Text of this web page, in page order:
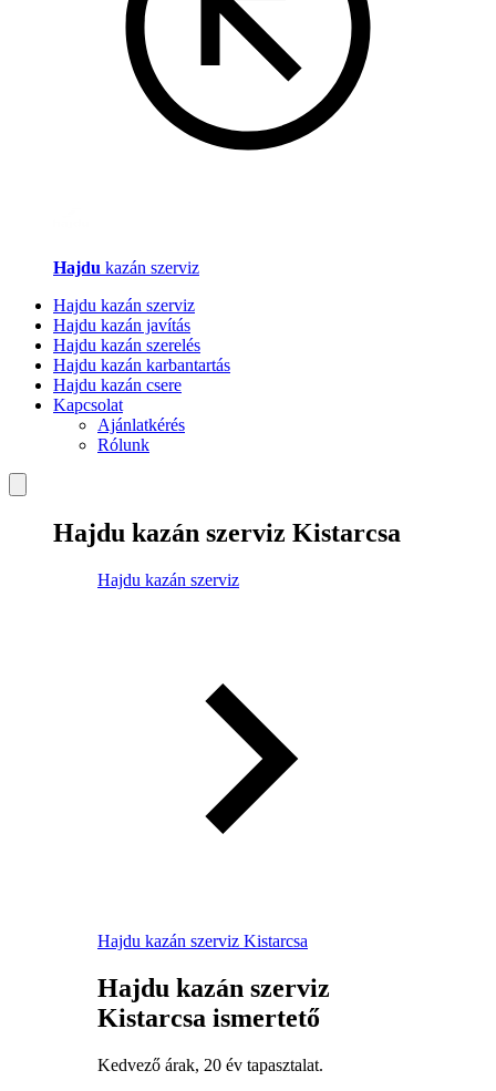
Hajdu kazán szerviz
Hajdu kazán szerviz
Hajdu kazán javítás
Hajdu kazán szerelés
Hajdu kazán karbantartás
Hajdu kazán csere
Kapcsolat
Ajánlatkérés
Rólunk
Hajdu kazán szerviz Kistarcsa
Hajdu kazán szerviz
Hajdu kazán szerviz Kistarcsa
Hajdu kazán szerviz
Kistarcsa ismertető
Kedvező árak, 20 év tapasztalat.